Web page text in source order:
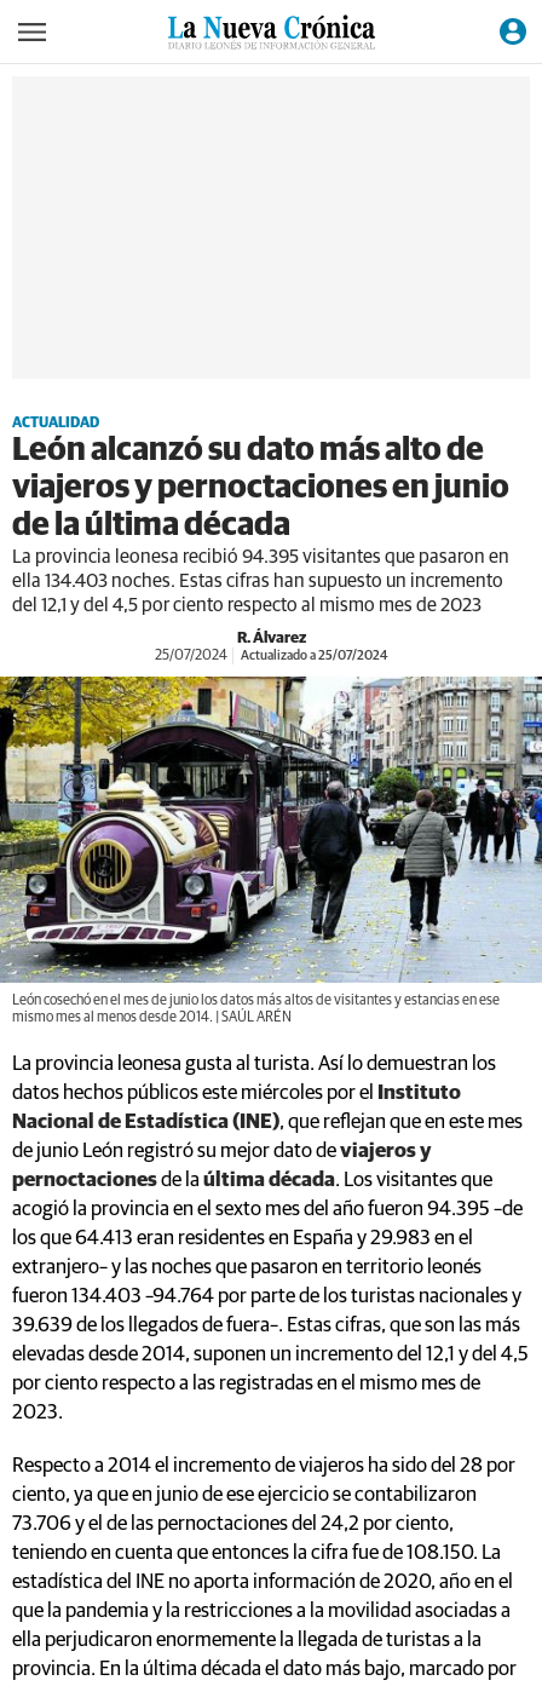
ACTUALIDAD
León alcanzó su dato más alto de
viajeros y pernoctaciones en junio
de la última década
La provincia leonesa recibió 94.395 visitantes que pasaron en
ella 134.403 noches. Estas cifras han supuesto un incremento
del 12,1 y del 4,5 por ciento respecto al mismo mes de 2023
R. Álvarez
25/07/2024 Actualizado a 25/07/2024
León cosechó en el mes de junio los datos más altos de visitantes y estancias en ese
mismo mes al menos desde 2014. | SAÚL ARÉN
La provincia leonesa gusta al turista. Así lo demuestran los
datos hechos públicos este miércoles por el
Instituto
Nacional de Estadística (INE), que reflejan que en este mes
de junio León registró su mejor dato deviajeros y
pernoctacionesde la última década. Los visitantes que
acogió la provincia en el sexto mes del año fueron 94.395 –de
los que 64.413 eran residentes en España y 29.983 en el
extranjero– y las noches que pasaron en territorio leonés
fueron 134.403 –94.764 por parte de los turistas nacionales y
39.639 de los llegados de fuera–. Estas cifras, que son las más
elevadas desde 2014, suponen un incremento del 12,1 y del 4,5
por ciento respecto a las registradas en el mismo mes de
2023.
Respecto a 2014 el incremento de viajeros ha sido del 28 por
ciento, ya que en junio de ese ejercicio se contabilizaron
73.706 y el de las pernoctaciones del 24,2 por ciento,
teniendo en cuenta que entonces la cifra fue de 108.150. La
estadística del INE no aporta información de 2020, año en el
que la pandemia y la restricciones a la movilidad asociadas a
ella perjudicaron enormemente la llegada de turistas a la
provincia. En la última década el dato más bajo, marcado por